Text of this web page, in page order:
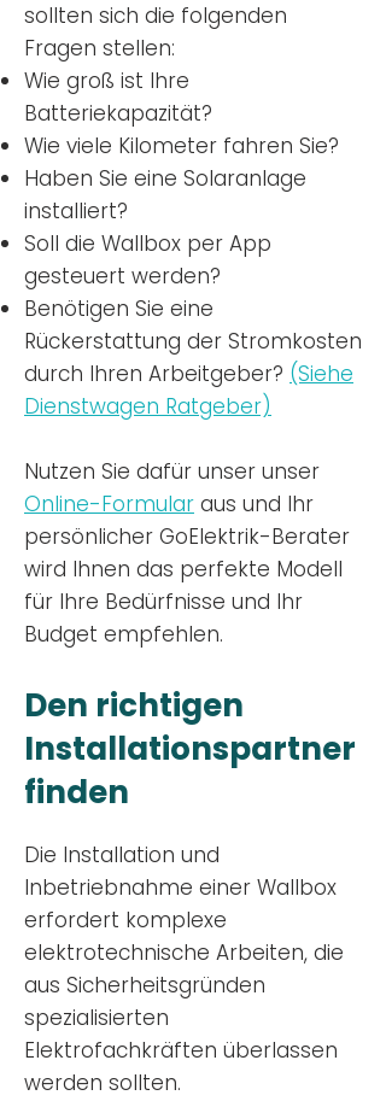
sollten sich die folgenden
Fragen stellen:
Wie groß ist Ihre
Batteriekapazität?
Wie viele Kilometer fahren Sie?
Haben Sie eine Solaranlage
installiert?
Soll die Wallbox per App
gesteuert werden?
Benötigen Sie eine
Rückerstattung der Stromkosten
durch Ihren Arbeitgeber? (Siehe
Dienstwagen Ratgeber)
Nutzen Sie dafür unser unser
Online-Formular aus und Ihr
persönlicher GoElektrik-Berater
wird Ihnen das perfekte Modell
für Ihre Bedürfnisse und Ihr
Budget empfehlen.
Den richtigen
Installationspartner
finden
Die Installation und
Inbetriebnahme einer Wallbox
erfordert komplexe
elektrotechnische Arbeiten, die
aus Sicherheitsgründen
spezialisierten
Elektrofachkräften überlassen
werden sollten.